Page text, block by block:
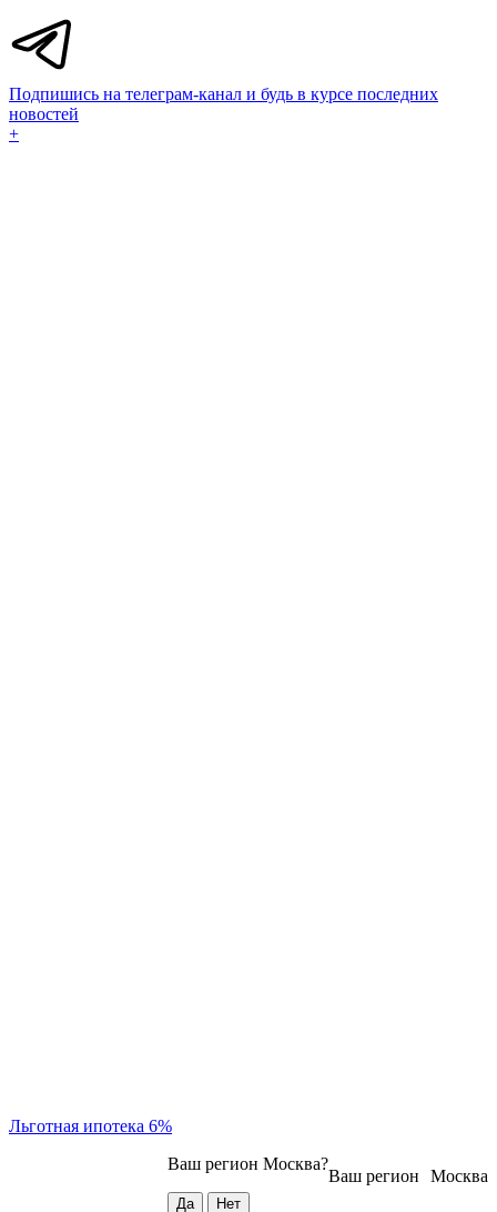
Подпишись на телеграм-канал и будь в курсе последних
новостей
+
Льготная ипотека 6%
Москва
Ваш регион
Ваш регион Москва?